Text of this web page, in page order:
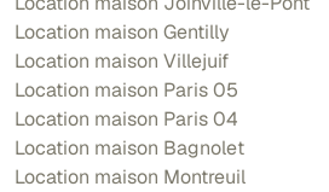
Location maison Gentilly
Location maison Villejuif
Location maison Paris 05
Location maison Paris 04
Location maison Bagnolet
Location maison Montreuil